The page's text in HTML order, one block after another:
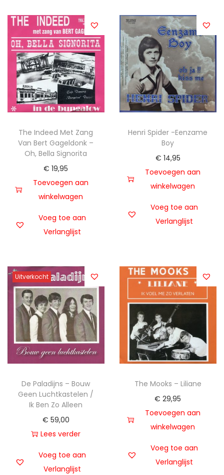
The Indeed Met Zang
Van Bert Gageldonk –
Oh, Bella Signorita
€ 19,95
Toevoegen aan
winkelwagen
Voeg toe aan
Verlanglijst
Henri Spider -Eenzame
Boy
€ 14,95
Toevoegen aan
winkelwagen
Voeg toe aan
Verlanglijst
Uitverkocht
De Paladijns – Bouw
Geen Luchtkastelen /
Ik Ben Zo Alleen
€ 59,00
Lees verder
Voeg toe aan
Verlanglijst
The Mooks – Liliane
€ 29,95
Toevoegen aan
winkelwagen
Voeg toe aan
Verlanglijst